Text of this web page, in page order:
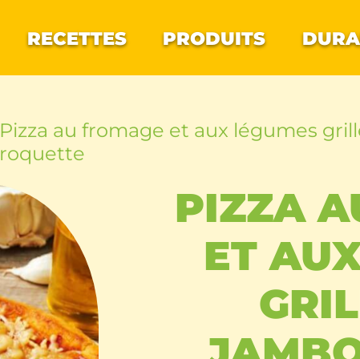
RECETTES PRODUITS
Pizza au fromage et aux légumes
roquette
PIZZA
ET